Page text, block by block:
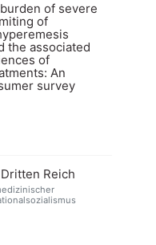
of severe
of
the associated
of
An
survey
Reich